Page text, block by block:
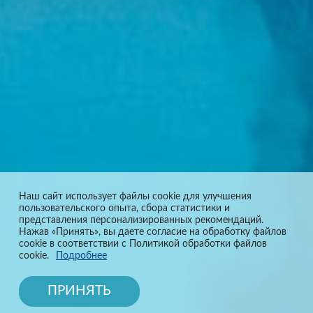
Наш сайт использует файлы cookie для улучшения
пользовательского опыта, сбора статистики и
представления персонализированных рекомендаций.
Нажав «Принять», вы даете согласие на обработку файлов
cookie в соответствии с Политикой обработки файлов
cookie.
Подробнее
ПРИНЯТЬ